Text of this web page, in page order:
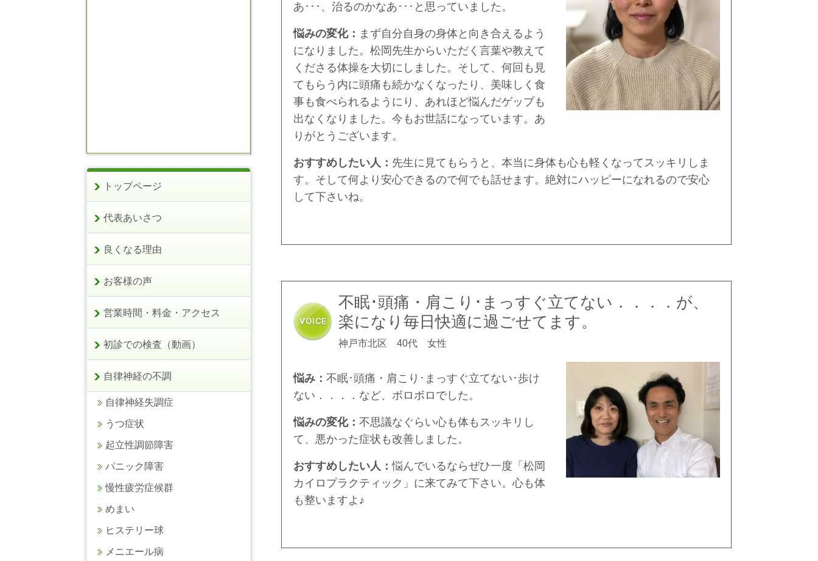
あ･･･、治るのかなあ･･･と思っていました。
悩みの変化： まず自分自身の身体と向き合えるよう
になりました。松岡先生からいただく言葉や教えて
くださる体操を大切にしました。そして、何回も見
てもらう内に頭痛も続かなくなったり、美味しく食
事も食べられるようにり、あれほど悩んだゲップも
出なくなりました。今もお世話になっています。あ
りがとうございます。
おすすめしたい人： 先生に見てもらうと、本当に身体も心も軽くなってスッキリしま
す。そして何より安心できるので何でも話せます。絶対にハッピーになれるので安心
して下さいね。
不眠･頭痛・肩こり･まっすぐ立てない．．．．が、
楽になり毎日快適に過ごせてます。
神戸市北区 40代 女性
悩み： 不眠･頭痛・肩こり･まっすぐ立てない･歩け
ない．．．．など、ボロボロでした。
悩みの変化： 不思議なぐらい心も体もスッキリし
て、悪かった症状も改善しました。
おすすめしたい人：悩んでいるならぜひ一度「松岡
カイロプラクティック」に来てみて下さい。心も体
も整いますよ♪
トップページ
代表あいさつ
良くなる理由
お客様の声
営業時間・料金・アクセス
初診での検査（動画）
自律神経の不調
自律神経失調症
うつ症状
起立性調節障害
パニック障害
慢性疲労症候群
めまい
ヒステリー球
メニエール病